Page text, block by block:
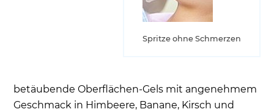
Spritze ohne Schmerzen
betäubende Oberflächen-Gels mit angenehmem
Geschmack in Himbeere, Banane, Kirsch und